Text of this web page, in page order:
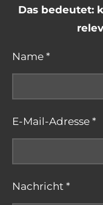
Das bedeutet:
Name *
E-Mail-Adresse *
Nachricht *